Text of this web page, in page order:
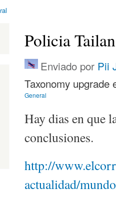
Policia
Enviado por Pii
Taxonomy upgrade
General
Hay dias en que
conclusiones.
http://
actualidad/